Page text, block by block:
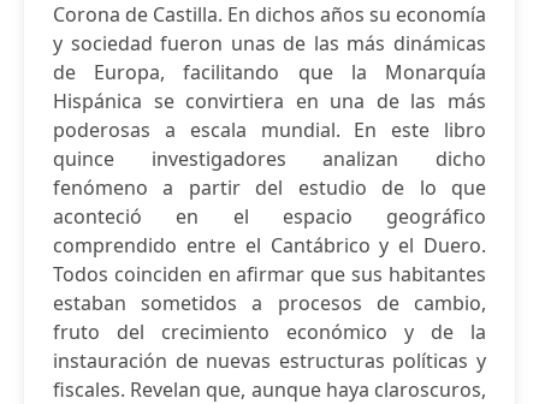
Corona de Castilla. En dichos años su economía
y sociedad fueron unas de las más dinámicas
de Europa, facilitando que la Monarquía
Hispánica se convirtiera en una de las más
poderosas a escala mundial. En este libro
quince investigadores analizan dicho
fenómeno a partir del estudio de lo que
aconteció en el espacio geográfico
comprendido entre el Cantábrico y el Duero.
Todos coinciden en afirmar que sus habitantes
estaban sometidos a procesos de cambio,
fruto del crecimiento económico y de la
instauración de nuevas estructuras políticas y
fiscales. Revelan que, aunque haya claroscuros,